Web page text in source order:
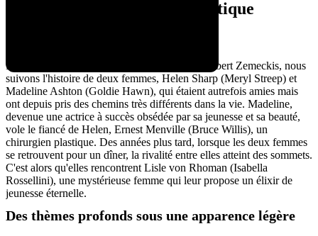
de comédie noire et de fantastique
Dans "La Mort vous va si bien", réalisé par Robert Zemeckis, nous
suivons l'histoire de deux femmes, Helen Sharp (Meryl Streep) et
Madeline Ashton (Goldie Hawn), qui étaient autrefois amies mais
ont depuis pris des chemins très différents dans la vie. Madeline,
devenue une actrice à succès obsédée par sa jeunesse et sa beauté,
vole le fiancé de Helen, Ernest Menville (Bruce Willis), un
chirurgien plastique. Des années plus tard, lorsque les deux femmes
se retrouvent pour un dîner, la rivalité entre elles atteint des sommets.
C'est alors qu'elles rencontrent Lisle von Rhoman (Isabella
Rossellini), une mystérieuse femme qui leur propose un élixir de
jeunesse éternelle.
Des thèmes profonds sous une apparence légère